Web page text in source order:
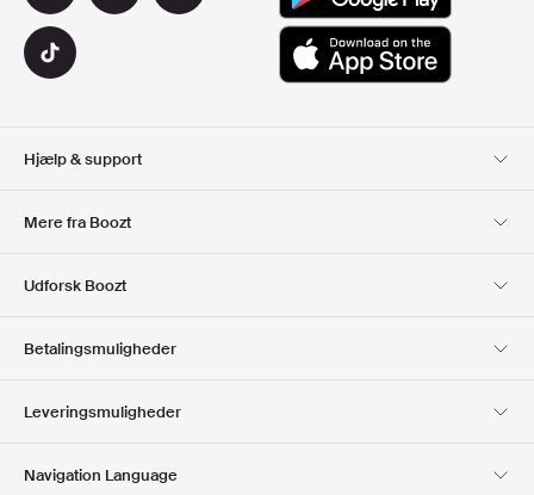
Hjælp & support
Mere fra Boozt
Club Boozt
Udforsk Boozt
Presse & udmærkelser
Betalingsmuligheder
Leveringsmuligheder
Navigation Language